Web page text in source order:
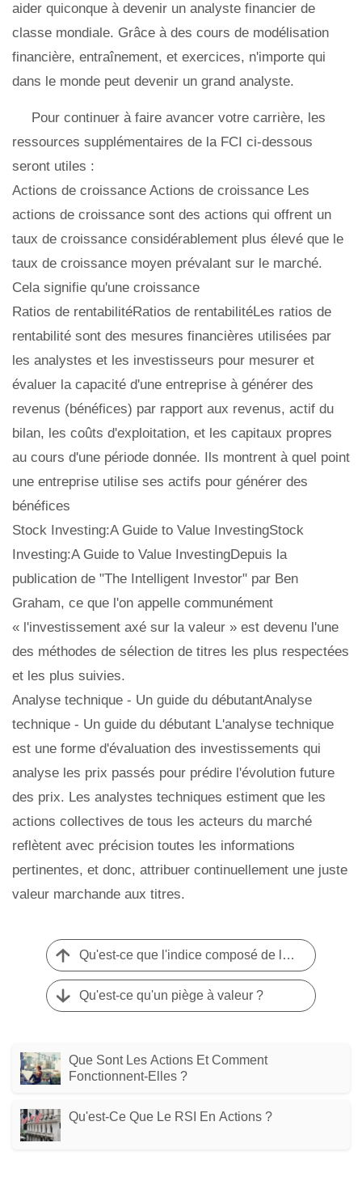
aider quiconque à devenir un analyste financier de
classe mondiale. Grâce à des cours de modélisation
financière, entraînement, et exercices, n'importe qui
dans le monde peut devenir un grand analyste.
Pour continuer à faire avancer votre carrière, les
ressources supplémentaires de la FCI ci-dessous
seront utiles :
Actions de croissance Actions de croissance Les
actions de croissance sont des actions qui offrent un
taux de croissance considérablement plus élevé que le
taux de croissance moyen prévalant sur le marché.
Cela signifie qu'une croissance
Ratios de rentabilitéRatios de rentabilitéLes ratios de
rentabilité sont des mesures financières utilisées par
les analystes et les investisseurs pour mesurer et
évaluer la capacité d'une entreprise à générer des
revenus (bénéfices) par rapport aux revenus, actif du
bilan, les coûts d'exploitation, et les capitaux propres
au cours d'une période donnée. Ils montrent à quel point
une entreprise utilise ses actifs pour générer des
bénéfices
Stock Investing:A Guide to Value InvestingStock
Investing:A Guide to Value InvestingDepuis la
publication de "The Intelligent Investor" par Ben
Graham, ce que l'on appelle communément
« l'investissement axé sur la valeur » est devenu l'une
des méthodes de sélection de titres les plus respectées
et les plus suivies.
Analyse technique - Un guide du débutantAnalyse
technique - Un guide du débutant L'analyse technique
est une forme d'évaluation des investissements qui
analyse les prix passés pour prédire l'évolution future
des prix. Les analystes techniques estiment que les
actions collectives de tous les acteurs du marché
reflètent avec précision toutes les informations
pertinentes, et donc, attribuer continuellement une juste
valeur marchande aux titres.
Qu'est-ce que l'indice composé de la ligne de valeur ?
Qu'est-ce qu'un piège à valeur ?
Que Sont Les Actions Et Comment
Fonctionnent-Elles ?
Qu'est-Ce Que Le RSI En Actions ?